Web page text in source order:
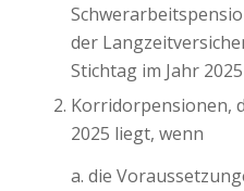
der
Stichtag im Jahr
Korridorpensionen,
2025 liegt, wenn
a. die